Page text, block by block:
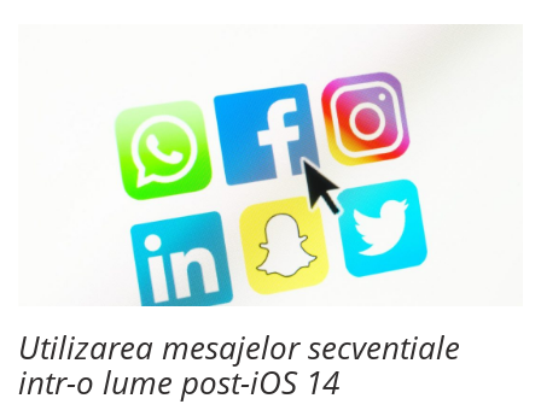
Utilizarea mesajelor secventiale
intr-o lume post-iOS 14